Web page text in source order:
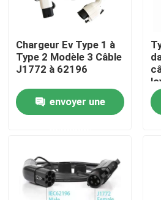
Nouvelles
Cas
Chargeur portatif d'ev
Chargeur Ev Type 1 à
Type 2 Modèle 3 Câble
J1772 à 62196
envoyer une